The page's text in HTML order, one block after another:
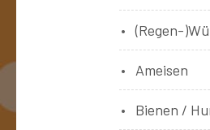
(Regen-
Ameisen
Bienen /